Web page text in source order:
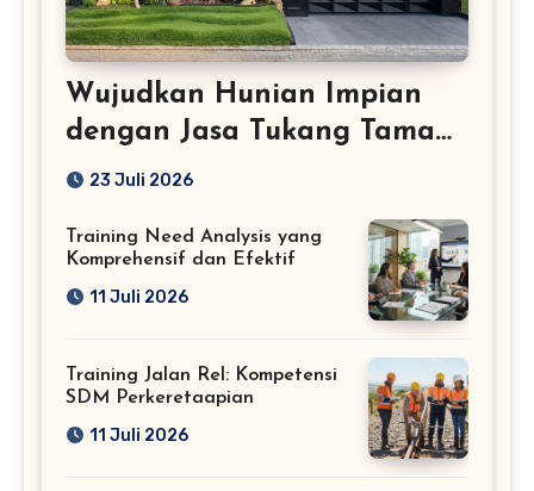
Wujudkan Hunian Impian
dengan Jasa Tukang Taman
Profesional
23 Juli 2026
Training Need Analysis yang
Komprehensif dan Efektif
11 Juli 2026
Training Jalan Rel: Kompetensi
SDM Perkeretaapian
11 Juli 2026